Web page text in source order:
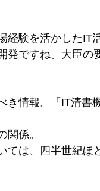
経験を活かしたIT
ですね。大臣の
き情報。「IT清書
関係。
ては、四半世紀ほ